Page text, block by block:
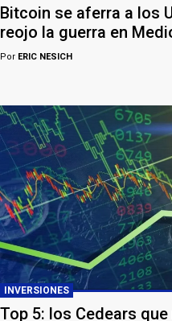
Bitcoin se aferra a los
reojo la guerra en
Por ERIC NESICH
INVERSIONES
Top 5: los Cedears